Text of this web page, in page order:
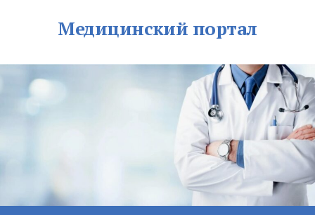
Медицинский портал